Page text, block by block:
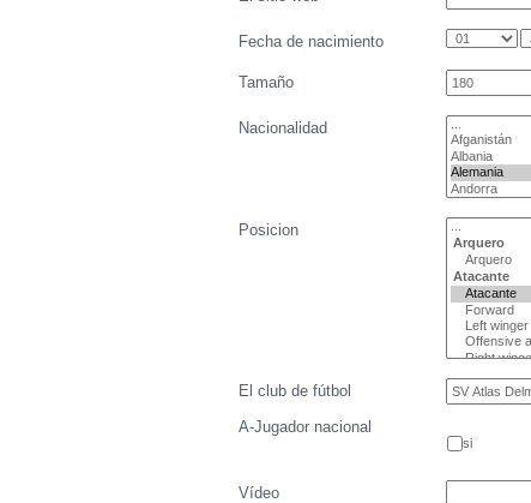
Fecha de nacimiento
Tamaño
Nacionalidad
Posicion
El club de fútbol
A-Jugador nacional
si
Vídeo